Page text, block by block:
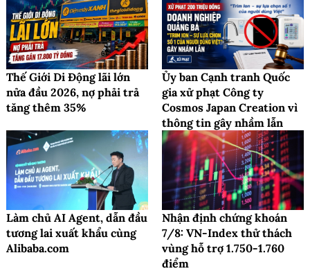
Thế Giới Di Động lãi lớn
nửa đầu 2026, nợ phải trả
tăng thêm 35%
Ủy ban Cạnh tranh Quốc
gia xử phạt Công ty
Cosmos Japan Creation vì
thông tin gây nhầm lẫn
Làm chủ AI Agent, dẫn đầu
tương lai xuất khẩu cùng
Alibaba.com
Nhận định chứng khoán
7/8: VN-Index thử thách
vùng hỗ trợ 1.750-1.760
điểm